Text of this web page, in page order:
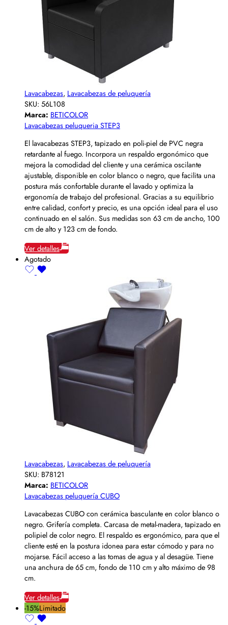
Lavacabezas, Lavacabezas de peluquería
SKU: 56L108
Marca: BETICOLOR
Lavacabezas peluqueria STEP3
El lavacabezas STEP3, tapizado en poli-piel de PVC negra
retardante al fuego. Incorpora un respaldo ergonómico que
mejora la comodidad del cliente y una cerámica oscilante
ajustable, disponible en color blanco o negro, que facilita una
postura más confortable durante el lavado y optimiza la
ergonomía de trabajo del profesional. Gracias a su equilibrio
entre calidad, confort y precio, es una opción ideal para el uso
continuado en el salón. Sus medidas son 63 cm de ancho, 100
cm de alto y 123 cm de fondo.
Ver detalles
Agotado
Lavacabezas, Lavacabezas de peluquería
SKU: B78121
Marca: BETICOLOR
Lavacabezas peluquería CUBO
Lavacabezas CUBO con cerámica basculante en color blanco o
negro. Grifería completa. Carcasa de metal-madera, tapizado en
polipiel de color negro. El respaldo es ergonómico, para que el
cliente esté en la postura idonea para estar cómodo y para no
mojarse. Fácil acceso a las tomas de agua y al desagüe. Tiene
una anchura de 65 cm, fondo de 110 cm y alto máximo de 98
cm.
Ver detalles
-15%Limitado